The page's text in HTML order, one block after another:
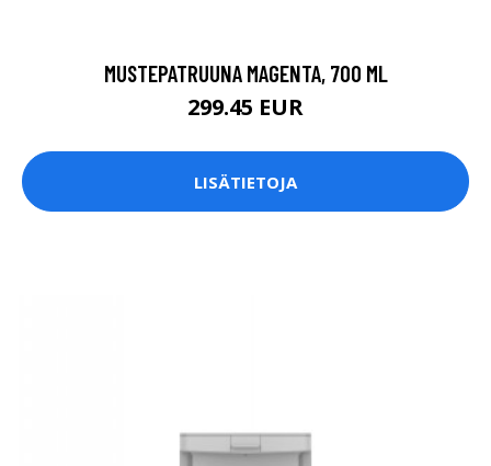
MUSTEPATRUUNA MAGENTA, 700 ML
299.45 EUR
LISÄTIETOJA